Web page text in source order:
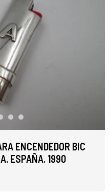
ENCENDEDOR BIC
ESPAÑA. 1990